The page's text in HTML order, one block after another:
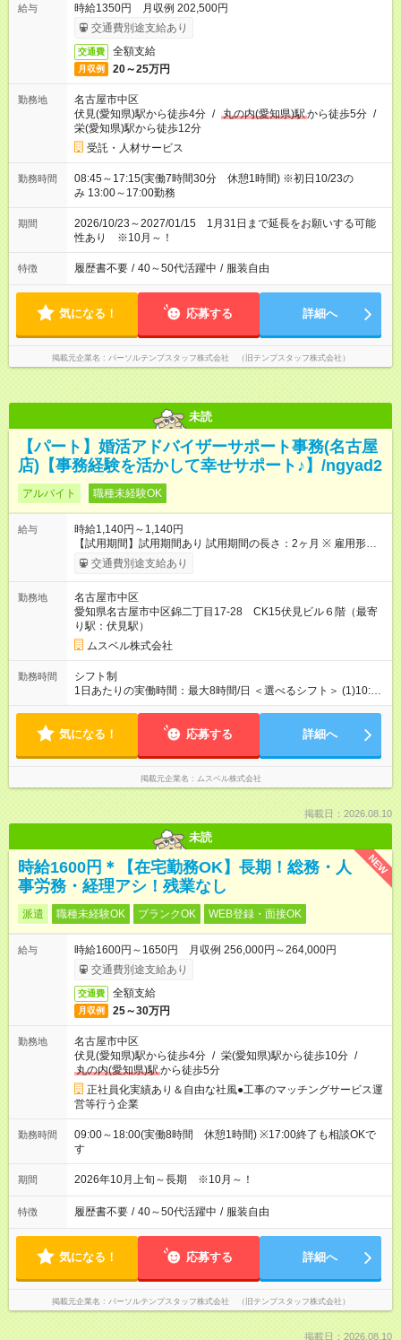
給与
時給1350円 月収例 202,500円
交通費別途支給あり
交通費 全額支給
月収例 20～25万円
勤務地
名古屋市中区
伏見(愛知県)駅から徒歩4分 / 丸の内(愛知県)駅から徒歩5分 /
栄(愛知県)駅から徒歩12分
受託・人材サービス
勤務時間
08:45～17:15(実働7時間30分 休憩1時間) ※初日10/23の
み 13:00～17:00勤務
期間
2026/10/23～2027/01/15 1月31日まで延長をお願いする可能
性あり ※10月～！
特徴 履歴書不要 / 40～50代活躍中 / 服装自由
気になる！ 応募する 詳細へ
掲載元企業名 パーソルテンプスタッフ株式会社 （旧テンプスタッフ株式会社）
未読
【パート】婚活アドバイザーサポート事務(名古屋
店)【事務経験を活かして幸せサポート♪】/ngyad2
アルバイト 職種未経験OK
給与
時給1,140円～1,140円
【試用期間】試用期間あり 試用期間の長さ：2ヶ月 ※ 雇用形態
と給与に、本採用時と異なる部分があります。 雇用形態：アル
バイト・パート採用 給与：本採用時と同じです。 ※試用期間は2
ません。 ※月所定労働時間が110時間未満の方は試用期間3ヶ月
になります。
交通費別途支給あり
勤務地
名古屋市中区
愛知県名古屋市中区錦二丁目17-28 CK15伏見ビル６階（最寄
り駅：伏見駅）
ムスベル株式会社
勤務時間
シフト制
1日あたりの実働時間：最大8時間/日 ＜選べるシフト＞ (1)10:00
～19:00 (2)10:00～17:00 (3)13:00～19:00 ◎勤務時間は(1)～(3)
フト制） ◎出社での勤務をお願いいたします♪(リモート勤務不
気になる！ 応募する 詳細へ
掲載元企業名 ムスベル株式会社
掲載日：2026.08.10
未読
NEW
時給1600円＊【在宅勤務OK】長期！総務・人
事労務・経理アシ！残業なし
派遣 職種未経験OK ブランクOK WEB登録・面接OK
給与
時給1600円～1650円 月収例 256,000円～264,000円
交通費別途支給あり
交通費 全額支給
月収例 25～30万円
勤務地
名古屋市中区
伏見(愛知県)駅から徒歩4分 / 栄(愛知県)駅から徒歩10分 /
丸の内(愛知県)駅から徒歩5分
正社員化実績あり＆自由な社風●工事のマッチングサービス運
営等行う企業
勤務時間
09:00～18:00(実働8時間 休憩1時間) ※17:00終了も相談OKで
す
期間 2026年10月上旬～長期 ※10月～！
特徴 履歴書不要 / 40～50代活躍中 / 服装自由
気になる！ 応募する 詳細へ
掲載元企業名 パーソルテンプスタッフ株式会社 （旧テンプスタッフ株式会社）
掲載日：2026.08.10